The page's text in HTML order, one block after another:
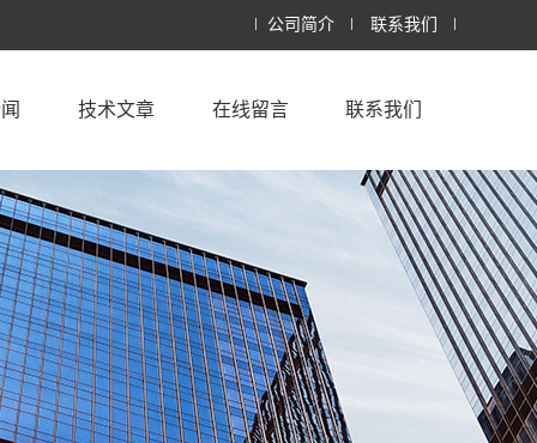
公司简介 联系我们
技术文章 在线留言 联系我们